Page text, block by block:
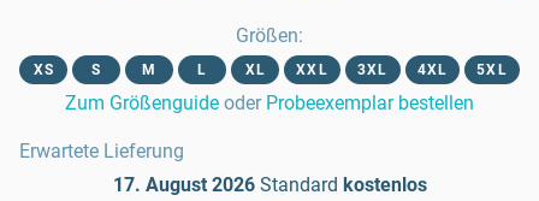
Größen:
XS S M L XL XXL 3XL 4XL 5XL
Zum Größenguide oder Probeexemplar bestellen
Erwartete Lieferung
17. August 2026 Standard kostenlos